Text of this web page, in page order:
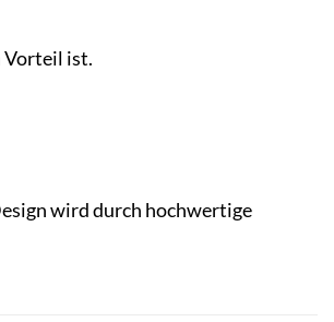
Vorteil ist.
wird durch hochwertige